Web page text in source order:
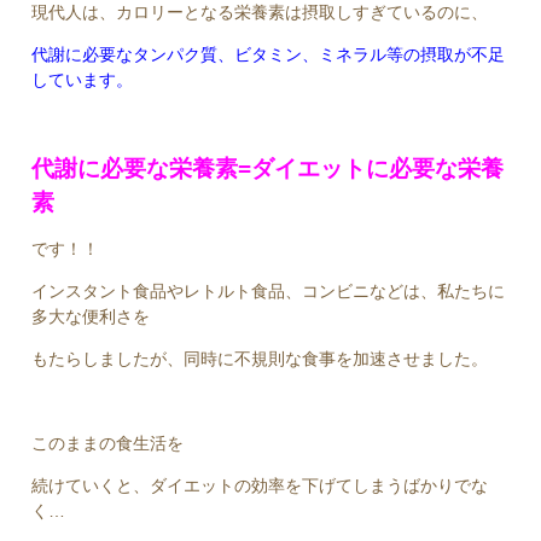
現代人は、カロリーとなる栄養素は摂取しすぎているのに、
代謝に必要なタンパク質、ビタミン、ミネラル等の摂取が不足
しています。
代謝に必要な栄養素=ダイエットに必要な栄養
素
です！！
インスタント食品やレトルト食品、コンビニなどは、私たちに
多大な便利さを
もたらしましたが、同時に不規則な食事を加速させました。
このままの食生活を
続けていくと、ダイエットの効率を下げてしまうばかりでな
く…